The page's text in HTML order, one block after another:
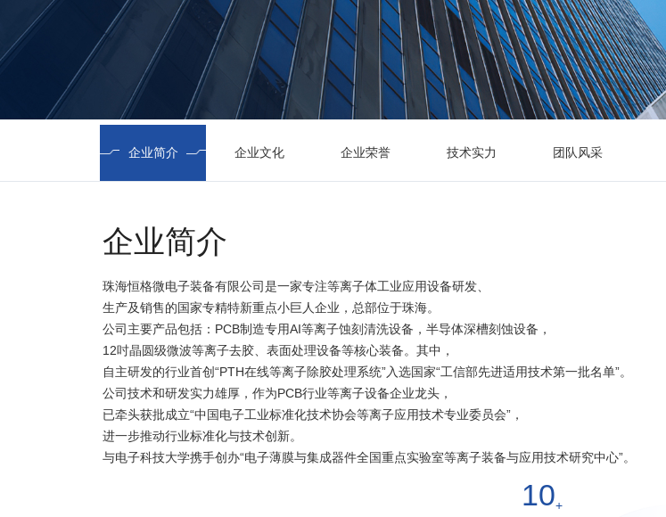
企业简介 企业文化 企业荣誉 技术实力 团队风采
企业简介
珠海恒格微电子装备有限公司是一家专注等离子体工业应用设备研发、
生产及销售的国家专精特新重点小巨人企业，总部位于珠海。
公司主要产品包括：PCB制造专用AI等离子蚀刻清洗设备，半导体深槽刻蚀设备，
12吋晶圆级微波等离子去胶、表面处理设备等核心装备。其中，
自主研发的行业首创“PTH在线等离子除胶处理系统”入选国家“工信部先进适用技术第一批名单”。
公司技术和研发实力雄厚，作为PCB行业等离子设备企业龙头，
已牵头获批成立“中国电子工业标准化技术协会等离子应用技术专业委员会”，
进一步推动行业标准化与技术创新。
与电子科技大学携手创办“电子薄膜与集成器件全国重点实验室等离子装备与应用技术研究中心”。
10+